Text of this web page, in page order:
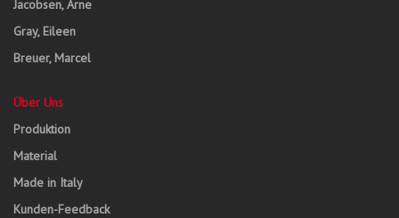
Jacobsen, Arne
Gray, Eileen
Breuer, Marcel
Über Uns
Produktion
Material
Made in Italy
Kunden-Feedback